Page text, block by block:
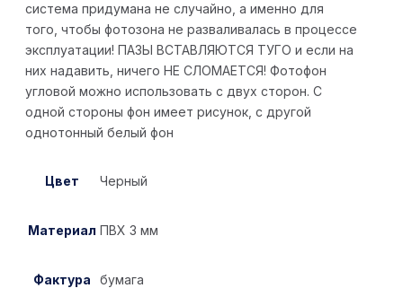
система придумана не случайно, а именно для
того, чтобы фотозона не разваливалась в процессе
эксплуатации! ПАЗЫ ВСТАВЛЯЮТСЯ ТУГО и если на
них надавить, ничего НЕ СЛОМАЕТСЯ! Фотофон
угловой можно использовать с двух сторон. С
одной стороны фон имеет рисунок, с другой
однотонный белый фон
Цвет Черный
Материал ПВХ 3 мм
Фактура бумага